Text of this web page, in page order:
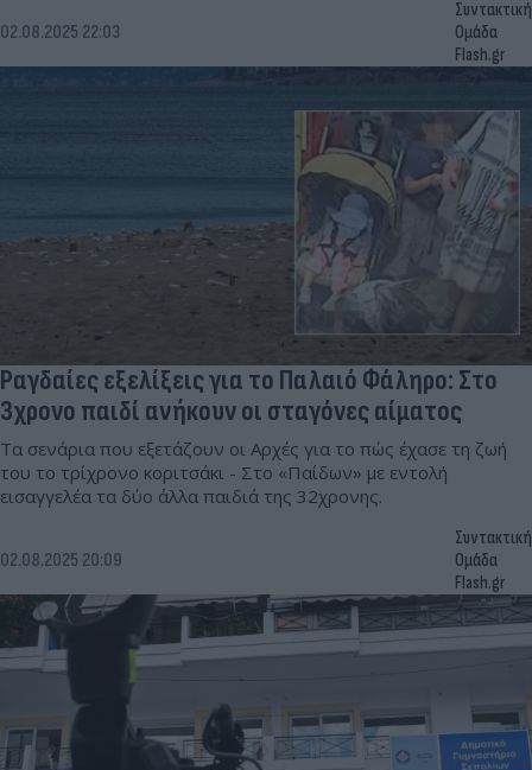
02.08.2025 22:03
Συντακτική
Ομάδα
Flash.gr
Ραγδαίες εξελίξεις για το Παλαιό Φάληρο: Στο
3χρονο παιδί ανήκουν οι σταγόνες αίματος
Τα σενάρια που εξετάζουν οι Αρχές για το πώς έχασε τη ζωή
του το τρίχρονο κοριτσάκι - Στο «Παίδων» με εντολή
εισαγγελέα τα δύο άλλα παιδιά της 32χρονης.
02.08.2025 20:09
Συντακτική
Ομάδα
Flash.gr